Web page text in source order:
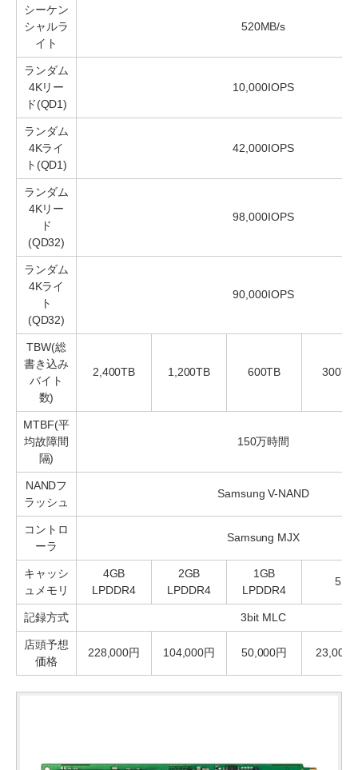
シーケン
シャルラ
イト
520MB/s
ランダム
4Kリー
ド(QD1)
10,000IOPS
ランダム
4Kライ
ト(QD1)
42,000IOPS
ランダム
4Kリー
ド
(QD32)
98,000IOPS
ランダム
4Kライ
ト
(QD32)
90,000IOPS
TBW(総
書き込み
バイト
数)
2,400TB 1,200TB 600TB 300TB
MTBF(平
均故障間
隔)
150万時間
NANDフ
ラッシュ
Samsung V-NAND
コントロ
ーラ
Samsung MJX
キャッシ
ュメモリ
4GB
LPDDR4
2GB
LPDDR4
1GB
LPDDR4
記録方式 3bit MLC
店頭予想
価格
228,000円 104,000円 50,000円 23,000